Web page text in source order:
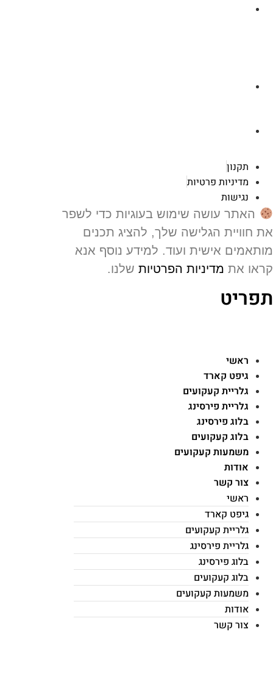
תקנון
מדיניות פרטיות
נגישות
האתר עושה שימוש בעוגיות כדי לשפר
חוויית הגלישה שלך, להציג תכנים
אישית ועוד. למידע נוסף אנא
אתמדיניות הפרטיותשלנו.
ראשי
גיפט קארד
גלריית קעקועים
גלריית פירסינג
בלוג פירסינג
בלוג קעקועים
משמעות קעקועים
אודות
צור קשר
ראשי
גיפט קארד
גלריית קעקועים
גלריית פירסינג
בלוג פירסינג
בלוג קעקועים
משמעות קעקועים
אודות
צור קשר